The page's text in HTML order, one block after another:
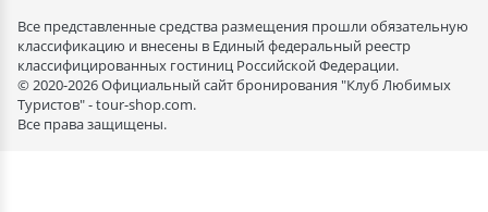
Все представленные средства размещения прошли обязательную
классификацию и внесены в Единый федеральный реестр
классифицированных гостиниц Российской Федерации.
© 2020-2026 Официальный сайт бронирования "Клуб Любимых
Туристов" - tour-shop.com.
Все права защищены.